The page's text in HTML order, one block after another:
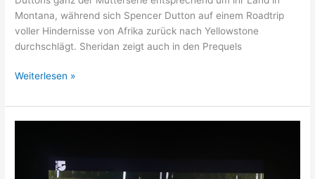
Montana, während sich Spencer Dutton auf einem Roadtrip
voller Hindernisse von Afrika zurück nach Yellowstone
durchschlägt. Sheridan zeigt auch in den Prequels
Weiterlesen »